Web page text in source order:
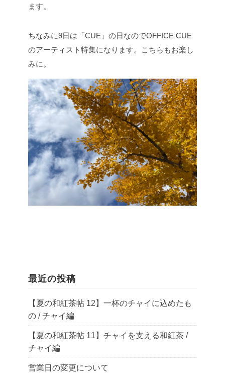
ます。
ちなみに9日は「CUE」の日なのでOFFICE CUE
のアーティスト特集になります。
こちらもお楽し
みに。
最近の投稿
【夏の和紅茶帖 12】一杯のチャイに込めたも
の / チャイ編
【夏の和紅茶帖 11】チャイを支える和紅茶 /
チャイ編
営業日の変更について